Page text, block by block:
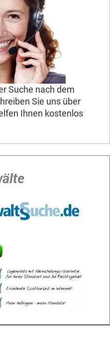
Suche nach dem
Sie uns über
Ihnen kostenlos